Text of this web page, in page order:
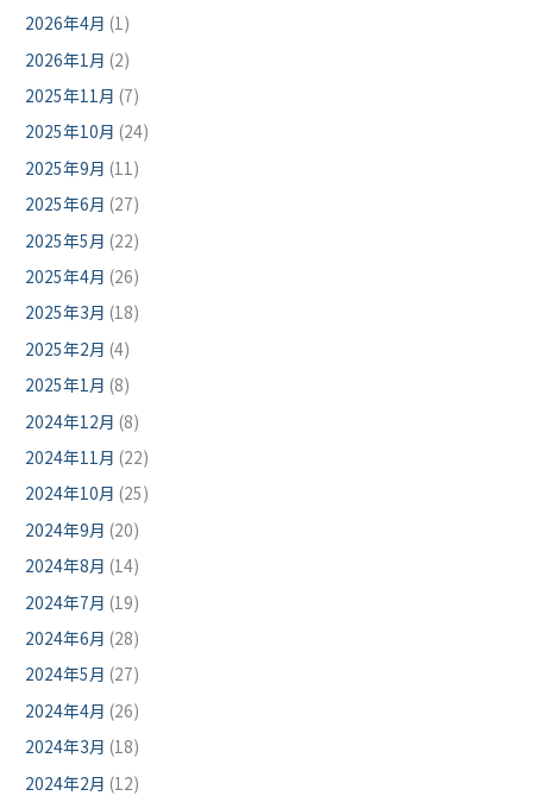
2026年4月 (1)
2026年1月 (2)
2025年11月 (7)
2025年10月 (24)
2025年9月 (11)
2025年6月 (27)
2025年5月 (22)
2025年4月 (26)
2025年3月 (18)
2025年2月 (4)
2025年1月 (8)
2024年12月 (8)
2024年11月 (22)
2024年10月 (25)
2024年9月 (20)
2024年8月 (14)
2024年7月 (19)
2024年6月 (28)
2024年5月 (27)
2024年4月 (26)
2024年3月 (18)
2024年2月 (12)